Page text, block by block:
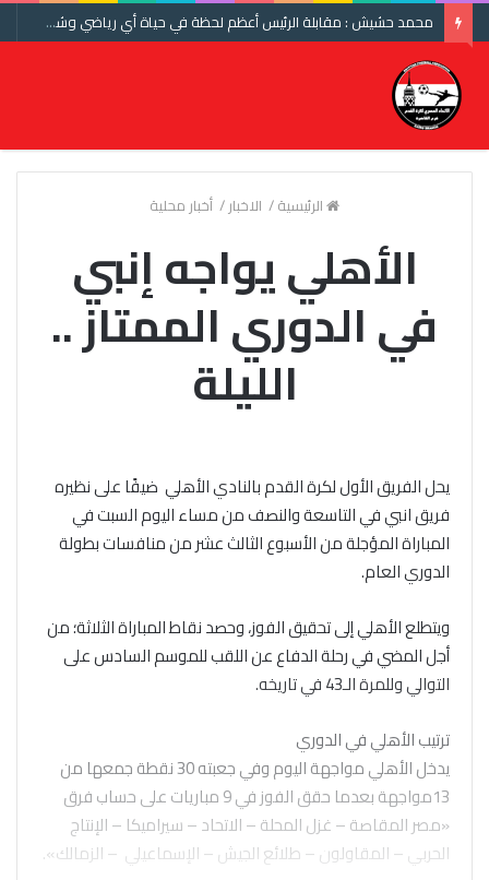
محمد حشيش : مقابلة الرئيس أعظم لحظة في حياة أي رياضي وشكرا اتحاد الكرة ومنتخب مصر
الرئيسية/ الاخبار/ أخبار محلية
الأهلي يواجه إنبي
في الدوري الممتاز ..
الليلة
يحل الفريق الأول لكرة القدم بالنادي الأهلي ضيفًا على نظيره
فريق انبي في التاسعة والنصف من مساء اليوم السبت في
المباراة المؤجلة من الأسبوع الثالث عشر من منافسات بطولة
الدوري العام.
ويتطلع الأهلي إلى تحقيق الفوز، وحصد نقاط المباراة الثلاثة؛ من
أجل المضي في رحلة الدفاع عن اللقب للموسم السادس على
التوالي وللمرة الـ43 في تاريخه.
ترتيب الأهلي في الدوري
يدخل الأهلي مواجهة اليوم وفي جعبته 30 نقطة جمعها من
13مواجهة بعدما حقق الفوز في 9 مباريات على حساب فرق
«مصر المقاصة – غزل المحلة – الاتحاد – سيراميكا – الإنتاج
الحربي – المقاولون – طلائع الجيش – الإسماعيلي – الزمالك».